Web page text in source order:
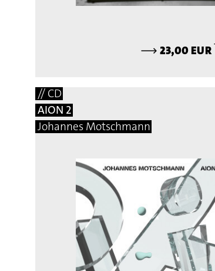
⟶ 23,00 EUR
// CD
AION 2
Johannes Motschmann